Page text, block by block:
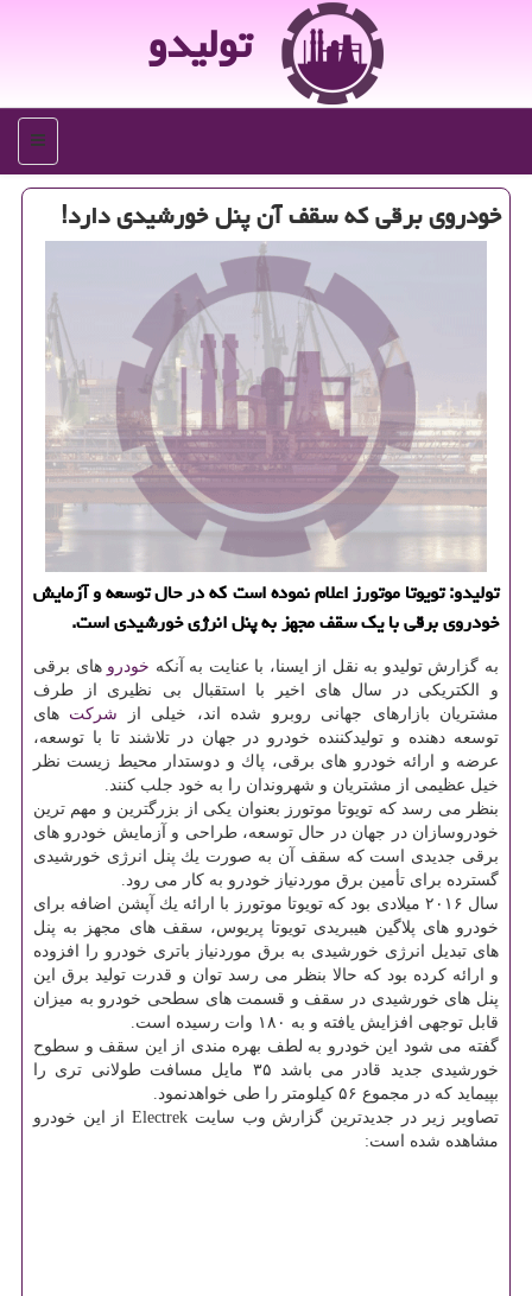
تولیدو
منو
خودروی برقی كه سقف آن پنل خورشیدی دارد!
تولیدو: تویوتا موتورز اعلام نموده است كه در حال توسعه و آزمایش
خودروی برقی با یك سقف مجهز به پنل انرژی خورشیدی است.
به گزارش تولیدو به نقل از ایسنا، با عنایت به آنكه خودرو های برقی
و الكتریكی در سال های اخیر با استقبال بی نظیری از طرف
مشتریان بازارهای جهانی روبرو شده اند، خیلی از شركت های
توسعه دهنده و تولیدكننده خودرو در جهان در تلاشند تا با توسعه،
عرضه و ارائه خودرو های برقی، پاك و دوستدار محیط زیست نظر
خیل عظیمی از مشتریان و شهروندان را به خود جلب كنند.
بنظر می رسد كه تویوتا موتورز بعنوان یكی از بزرگترین و مهم ترین
خودروسازان در جهان در حال توسعه، طراحی و آزمایش خودرو های
برقی جدیدی است كه سقف آن به صورت یك پنل انرژی خورشیدی
گسترده برای تأمین برق موردنیاز خودرو به كار می رود.
سال ۲۰۱۶ میلادی بود كه تویوتا موتورز با ارائه یك آپشن اضافه برای
خودرو های پلاگین هیبریدی تویوتا پریوس، سقف های مجهز به پنل
های تبدیل انرژی خورشیدی به برق موردنیاز باتری خودرو را افزوده
و ارائه كرده بود كه حالا بنظر می رسد توان و قدرت تولید برق این
پنل های خورشیدی در سقف و قسمت های سطحی خودرو به میزان
قابل توجهی افزایش یافته و به ۱۸۰ وات رسیده است.
گفته می شود این خودرو به لطف بهره مندی از این سقف و سطوح
خورشیدی جدید قادر می باشد ۳۵ مایل مسافت طولانی تری را
بپیماید كه در مجموع ۵۶ كیلومتر را طی خواهدنمود.
تصاویر زیر در جدیدترین گزارش وب سایت Electrek از این خودرو
مشاهده شده است: